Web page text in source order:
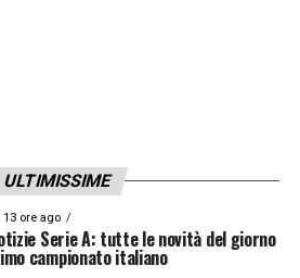
ULTIMISSIME
13 ore ago
Serie A: tutte le novità del giorno
campionato italiano